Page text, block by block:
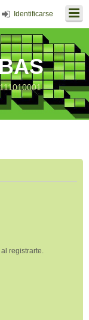
Identificarse
registrarte.